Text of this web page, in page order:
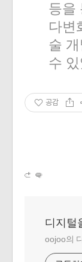
등을
다변
술
수
공감
디지털
oojoo의